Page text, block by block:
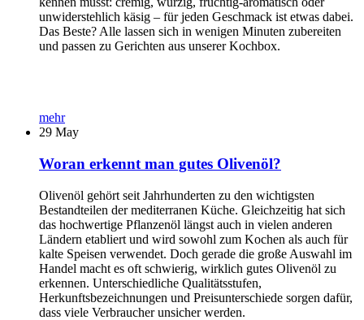
unwiderstehlich käsig – für jeden Geschmack ist etwas dabei.
Das Beste? Alle lassen sich in wenigen Minuten zubereiten
und passen zu Gerichten aus unserer Kochbox.
mehr
29 May
Woran erkennt man gutes Olivenöl?
Olivenöl gehört seit Jahrhunderten zu den wichtigsten
Bestandteilen der mediterranen Küche. Gleichzeitig hat sich
das hochwertige Pflanzenöl längst auch in vielen anderen
Ländern etabliert und wird sowohl zum Kochen als auch für
kalte Speisen verwendet. Doch gerade die große Auswahl im
Handel macht es oft schwierig, wirklich gutes Olivenöl zu
erkennen. Unterschiedliche Qualitätsstufen,
Herkunftsbezeichnungen und Preisunterschiede sorgen dafür,
dass viele Verbraucher unsicher werden.